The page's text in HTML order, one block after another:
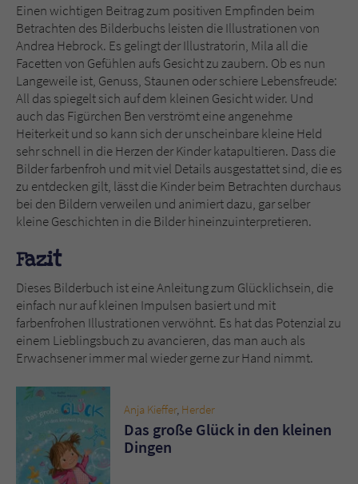
Einen wichtigen Beitrag zum positiven Empfinden beim
Betrachten des Bilderbuchs leisten die Illustrationen von
Andrea Hebrock. Es gelingt der Illustratorin, Mila all die
Facetten von Gefühlen aufs Gesicht zu zaubern. Ob es nun
Langeweile ist, Genuss, Staunen oder schiere Lebensfreude:
All das spiegelt sich auf dem kleinen Gesicht wider. Und
auch das Figürchen Ben verströmt eine angenehme
Heiterkeit und so kann sich der unscheinbare kleine Held
sehr schnell in die Herzen der Kinder katapultieren. Dass die
Bilder farbenfroh und mit viel Details ausgestattet sind, die es
zu entdecken gilt, lässt die Kinder beim Betrachten durchaus
bei den Bildern verweilen und animiert dazu, gar selber
kleine Geschichten in die Bilder hineinzuinterpretieren.
Fazit
Dieses Bilderbuch ist eine Anleitung zum Glücklichsein, die
einfach nur auf kleinen Impulsen basiert und mit
farbenfrohen Illustrationen verwöhnt. Es hat das Potenzial zu
einem Lieblingsbuch zu avancieren, das man auch als
Erwachsener immer mal wieder gerne zur Hand nimmt.
Anja Kieffer, Herder
Das große Glück in den kleinen
Dingen